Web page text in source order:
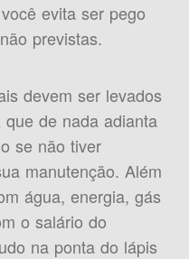
evita ser pego
previstas.
devem ser levados
de nada adianta
se não tiver
manutenção. Além
água, energia, gás
o salário do
na ponta do lápis